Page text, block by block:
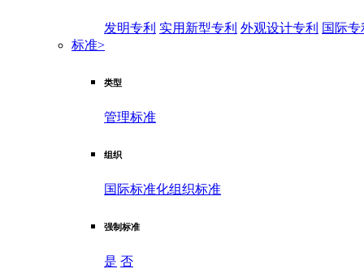
发明专利 实用新型专利 外观设计专利 国际专
标准>
类型
管理标准
组织
国际标准化组织标准
强制标准
是 否